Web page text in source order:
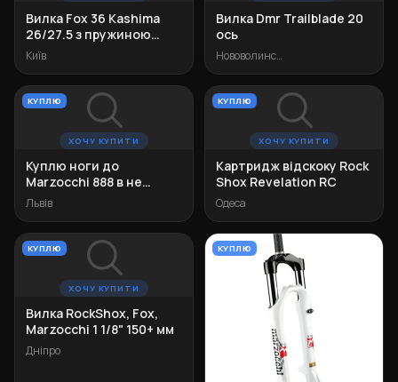
Вилка Fox 36 Kashima
26/27.5 з пружиною
Float
Київ
Вилка Dmr Trailblade 20
ось
Нововолинськ
ХОЧУ КУПИТИ
КУПЛЮ
Куплю ноги до
Marzocchi 888 в не
сильно вбитому стані
Львів
ХОЧУ КУПИТИ
КУПЛЮ
Картридж відскоку Rock
Shox Revelation RC
Одеса
ХОЧУ КУПИТИ
КУПЛЮ
Вилка RockShox, Fox,
Marzocchi 1 1/8" 150+ мм
Дніпро
КУПЛЮ